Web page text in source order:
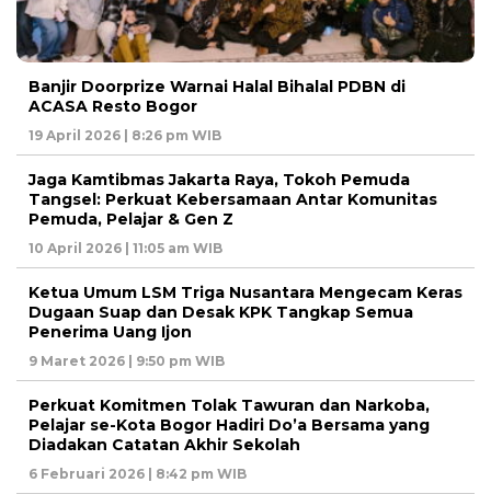
Banjir Doorprize Warnai Halal Bihalal PDBN di
ACASA Resto Bogor
19 April 2026 | 8:26 pm WIB
Jaga Kamtibmas Jakarta Raya, Tokoh Pemuda
Tangsel: Perkuat Kebersamaan Antar Komunitas
Pemuda, Pelajar & Gen Z
10 April 2026 | 11:05 am WIB
Ketua Umum LSM Triga Nusantara Mengecam Keras
Dugaan Suap dan Desak KPK Tangkap Semua
Penerima Uang Ijon
9 Maret 2026 | 9:50 pm WIB
Perkuat Komitmen Tolak Tawuran dan Narkoba,
Pelajar se-Kota Bogor Hadiri Do’a Bersama yang
Diadakan Catatan Akhir Sekolah
6 Februari 2026 | 8:42 pm WIB